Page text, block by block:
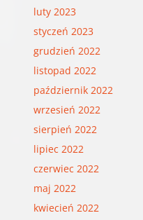
luty 2023
styczeń 2023
grudzień 2022
listopad 2022
październik 2022
wrzesień 2022
sierpień 2022
lipiec 2022
czerwiec 2022
maj 2022
kwiecień 2022